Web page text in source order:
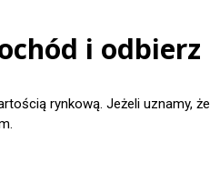
i odbierz
rynkową. Jeżeli uznamy, że